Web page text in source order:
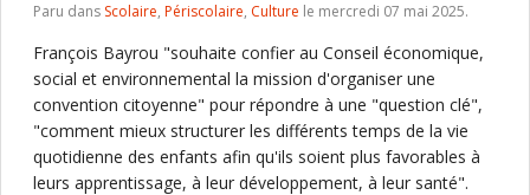
Paru dans Scolaire, Périscolaire, Culture le mercredi 07 mai 2025.
François Bayrou "souhaite confier au Conseil économique,
social et environnemental la mission d'organiser une
convention citoyenne" pour répondre à une "question clé",
"comment mieux structurer les différents temps de la vie
quotidienne des enfants afin qu'ils soient plus favorables à
leurs apprentissage, à leur développement, à leur santé".